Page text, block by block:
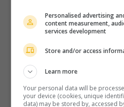
Mon nom est
Personalised advertising
content measurement,
services development
Store and/or access
Learn more
Your personal data will be
your device (cookies, unique
data) may be stored by, accessed